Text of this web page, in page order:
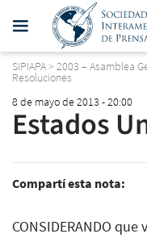
SIPIAPA> 2003 – Asamblea
Resoluciones
8 de mayo de 2013 - 20:00
Estados
Compartí esta nota:
CONSIDERANDO